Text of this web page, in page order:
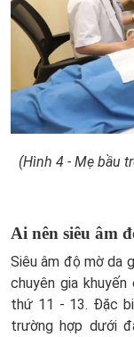
(Hình 4 - Mẹ bầu
Ai nên siêu âm
Siêu âm độ mờ da
chuyên gia
thứ 11 - 13. Đặc
trường hợp dưới